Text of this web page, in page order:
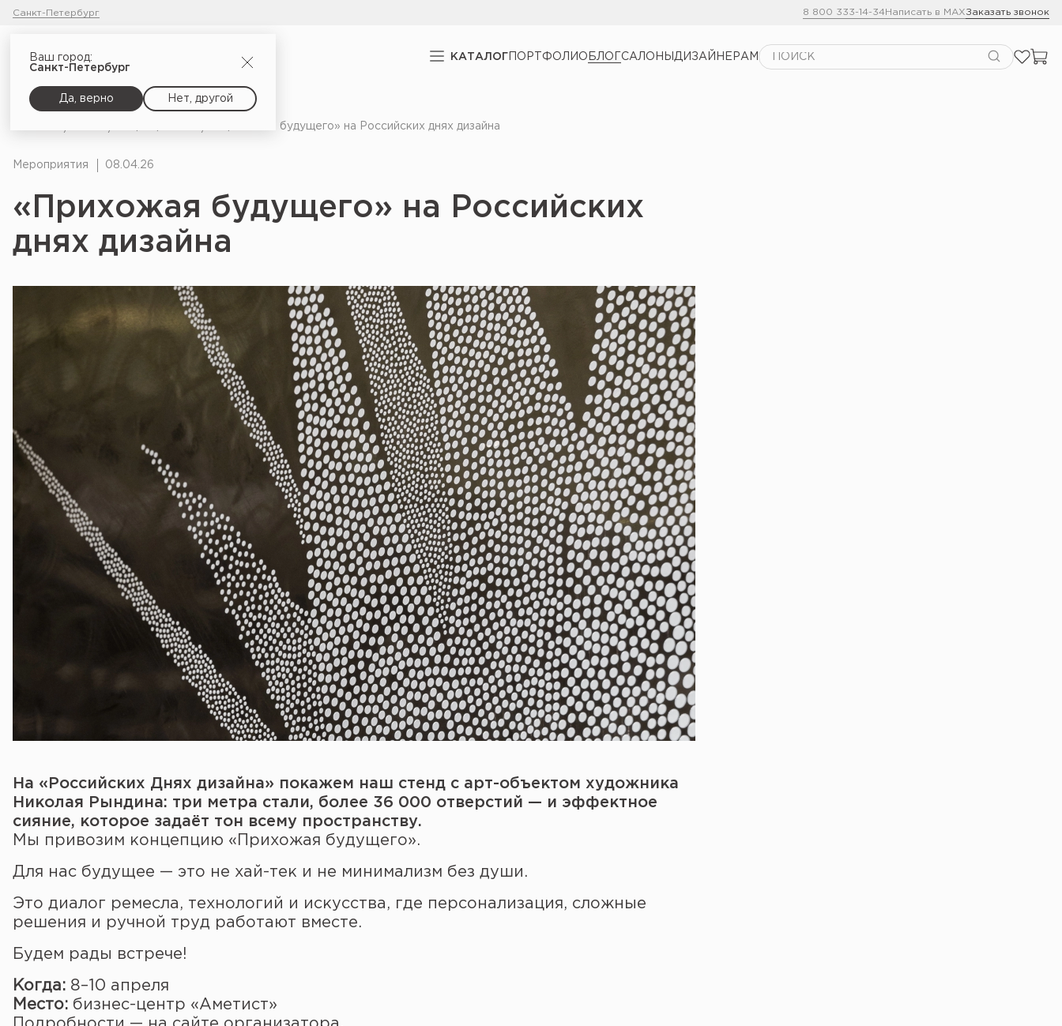
Санкт-Петербург 8 800 333-14-34Написать в MAXЗаказать звонок
КАТАЛОГ ПОРТФОЛИО БЛОГСАЛОНЫ ДИЗАЙНЕРАМ
Ваш город:
Санкт-Петербург
Да, верно Нет, другой
«Прихожая будущего» на Российских днях дизайна
Мероприятия 08.04.26
«Прихожая будущего» на Российских
днях дизайна
На «Российских Днях дизайна» покажем наш стенд с арт-объектом художника
Николая Рындина: три метра стали, более 36 000 отверстий — и эффектное
сияние, которое задаёт тон всему пространству.
Мы привозим концепцию «Прихожая будущего».
Для нас будущее — это не хай-тек и не минимализм без души.
Это диалог ремесла, технологий и искусства, где персонализация, сложные
решения и ручной труд работают вместе.
Будем рады встрече!
Когда: 8–10 апреля
Место: бизнес-центр «Аметист»